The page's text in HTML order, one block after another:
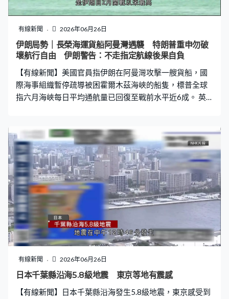
有線新聞 2026年06月26日
伊朗局勢｜長榮海運貨船阿曼灣遇襲 特朗普重申勿破
壞航行自由 伊朗警告：不走指定航線後果自負
【有線新聞】美國官員指伊朗在阿曼灣攻擊一艘貨船，國
際海事組織暫停疏導被困霍爾木茲海峽的船隻，標普全球
指六月海峽每日平均通航量已回復至戰前水平近6成。 英
受損，沒有造成傷亡。報道指這艘船屬長榮海運，懸掛新
加坡旗，沿國際海事組織公布的航線航行，遇襲後繼續行
程。美國官員指伊朗革命衛隊以無人機攻擊貨船，白宮接
獲事故通報，重申總統特朗普清楚表明伊朗不能夠破壞霍
爾木茲海峽的航行自由。 伊朗波斯灣海峽管理局警告使用
非伊朗指定的航線，不會享有安全保障及保險賠償，船
主、船長及船員要自行承擔後果。革命衛隊海軍強調，所
有船通行前必須和軍方協調，違例者將被處置。 因應事
故，協助疏導數百艘滯留船舶的國際海事組織決定暫停行
動，以確認疏導船舶的安全保障措施是否繼續有效，又稱
遇襲的船並非在疏導計劃下航行。 美國和伊朗達成停火諒
解備忘錄，推動霍爾木茲海峽重開後，標普全球的數據顯
示周三有78艘船通過海峽，是伊朗自2月開戰以來最高。
本月每日平均通航量已回復至戰前水平近六成，航運活動
有線新聞 2026年06月26日
日本千葉縣沿海5.8級地震 東京等地有震感
【有線新聞】日本千葉縣沿海發生5.8級地震，東京感受到